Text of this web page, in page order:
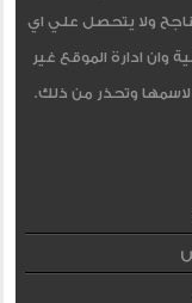
ولا يتحصل علي اي
وان ادارة الموقع غير
وتحذر من ذلك.